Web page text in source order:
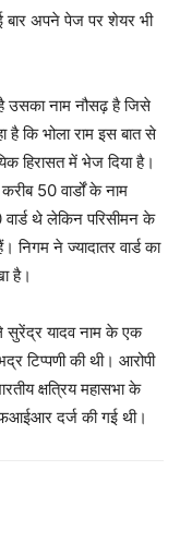
बार अपने पेज पर शेयर भी
उसका नाम नौसढ़ है जिसे
कि भोला राम इस बात से
हिरासत में भेज दिया है।
50 वार्डों के नाम
थे लेकिन परिसीमन के
निगम ने ज्यादातर वार्ड का
है।
सुरेंद्र यादव नाम के एक
टिप्पणी की थी। आरोपी
क्षत्रिय महासभा के
दर्ज की गई थी।